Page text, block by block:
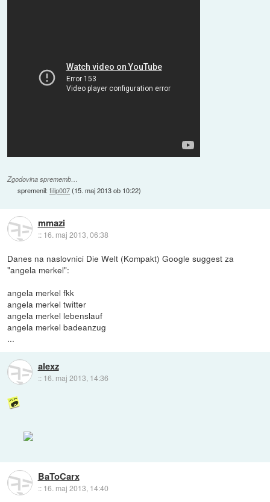
Zgodovina sprememb…
spremenil:filip007(15. maj 2013 ob 10:22)
mmazi
:: 16. maj 2013, 06:38
Danes na naslovnici Die Welt (Kompakt) Google suggest za
"angela merkel":
angela merkel fkk
angela merkel twitter
angela merkel lebenslauf
angela merkel badeanzug
...
alexz
:: 16. maj 2013, 14:36
BaToCarx
:: 16. maj 2013, 14:40